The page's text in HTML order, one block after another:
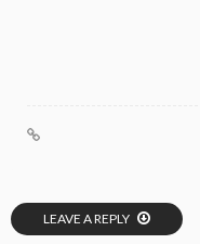
LEAVE A REPLY